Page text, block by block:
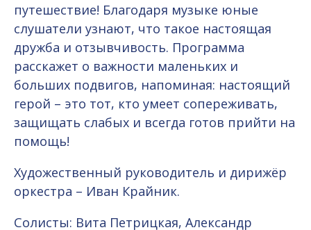
путешествие! Благодаря музыке юные
слушатели узнают, что такое настоящая
дружба и отзывчивость. Программа
расскажет о важности маленьких и
больших подвигов, напоминая: настоящий
герой – это тот, кто умеет сопереживать,
защищать слабых и всегда готов прийти на
помощь!
Художественный руководитель и дирижёр
оркестра – Иван Крайник.
Солисты: Вита Петрицкая, Александр